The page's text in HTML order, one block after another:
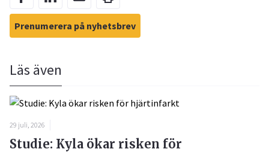
Prenumerera på nyhetsbrev
Läs även
29 juli, 2026
Studie: Kyla ökar risken för